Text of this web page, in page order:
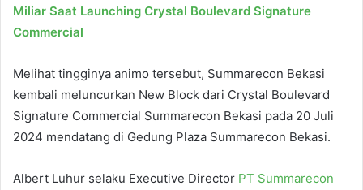
Miliar Saat Launching Crystal Boulevard Signature
Commercial
Melihat tingginya animo tersebut, Summarecon Bekasi
kembali meluncurkan New Block dari Crystal Boulevard
Signature Commercial Summarecon Bekasi pada 20 Juli
2024 mendatang di Gedung Plaza Summarecon Bekasi.
Albert Luhur selaku Executive Director PT Summarecon